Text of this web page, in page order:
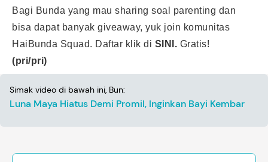
Bagi Bunda yang mau sharing soal parenting dan
bisa dapat banyak giveaway, yuk join komunitas
HaiBunda Squad. Daftar klik di SINI. Gratis!
(pri/pri)
Simak video di bawah ini, Bun:
Luna Maya Hiatus Demi Promil, Inginkan Bayi Kembar